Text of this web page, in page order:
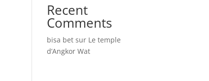
Recent
Comments
bisa bet sur Le temple
d’Angkor Wat